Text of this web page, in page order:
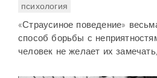
психология
«Страусиное поведение»
способ борьбы с
человек не желает их